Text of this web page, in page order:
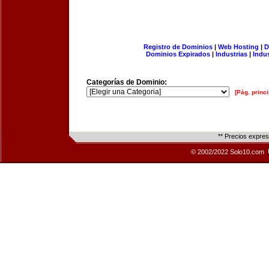
Registro de Dominios| Web Hosting |
Dominios Expirados | Industrias |
Categorías de Dominio:
[Pág.
** Precios
© 2002/2022 Solo10.com